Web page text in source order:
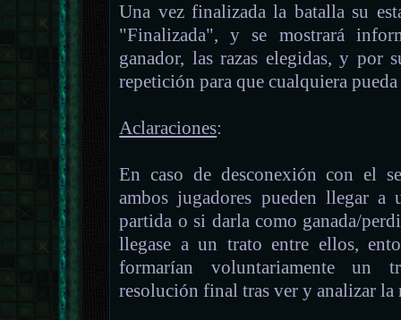
Una vez finalizada la batalla su
"Finalizada", y se mostrará
ganador, las razas elegidas, y por
repetición para que cualquiera
Aclaraciones:
En caso de desconexión con el
ambos jugadores pueden llegar
partida o si darla como ganada/
llegase a un trato entre ellos,
formarían voluntariamente un
resolución final tras ver y analizar la